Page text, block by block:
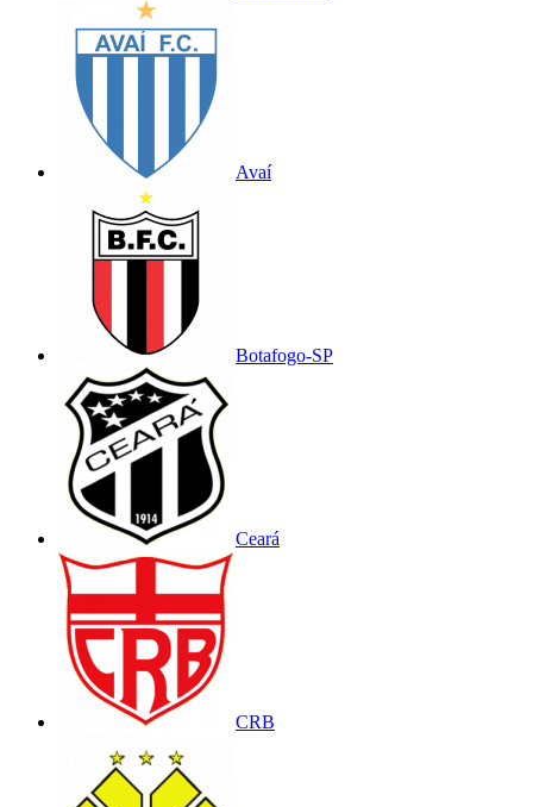
Avaí
Botafogo-SP
Ceará
CRB